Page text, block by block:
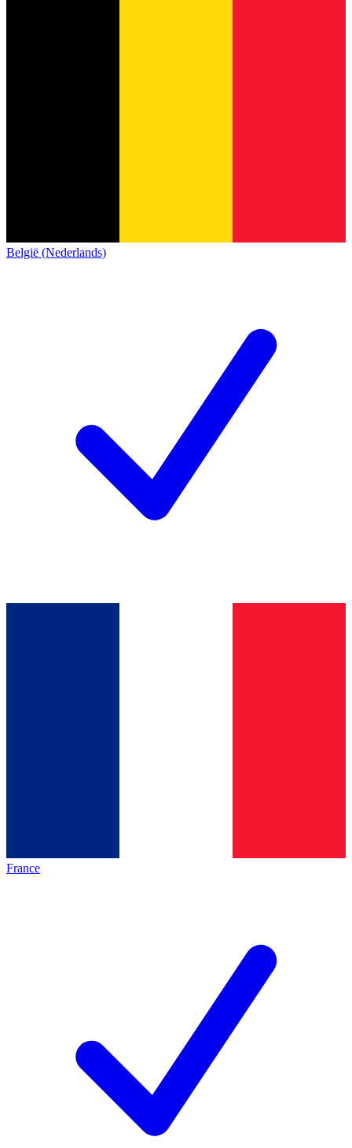
België (Nederlands)
France